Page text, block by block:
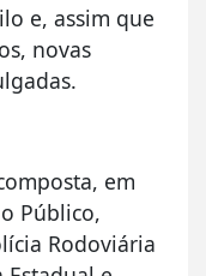
e, assim que
novas
em
Público,
Rodoviária